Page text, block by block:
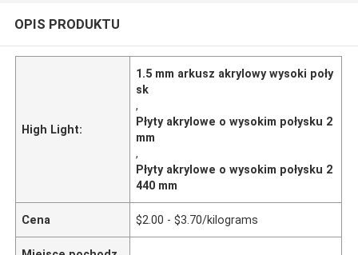
OPIS PRODUKTU
High Light:
1.5 mm arkusz akrylowy wysoki poły
sk
,
Płyty akrylowe o wysokim połysku 2
mm
,
Płyty akrylowe o wysokim połysku 2
440 mm
Cena $2.00 - $3.70/kilograms